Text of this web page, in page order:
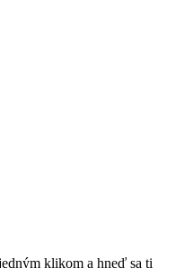
klikom a hneď sa ti